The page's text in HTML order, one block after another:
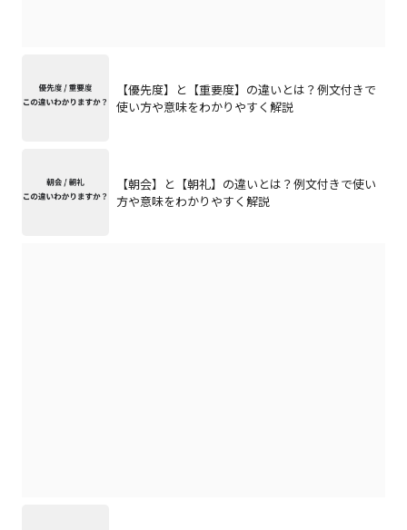
【優先度】と【重要度】の違いとは？例文付きで
使い方や意味をわかりやすく解説
【朝会】と【朝礼】の違いとは？例文付きで使い
方や意味をわかりやすく解説